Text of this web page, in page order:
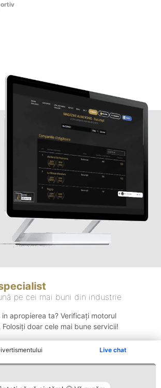
Live chat
pe cei mai buni din industrie
apropierea ta? Verificați motorul
doar cele mai bune servicii!